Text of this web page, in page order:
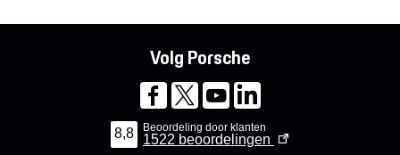
Volg Porsche
8,8 Beoordeling door klanten
1522 beoordelingen